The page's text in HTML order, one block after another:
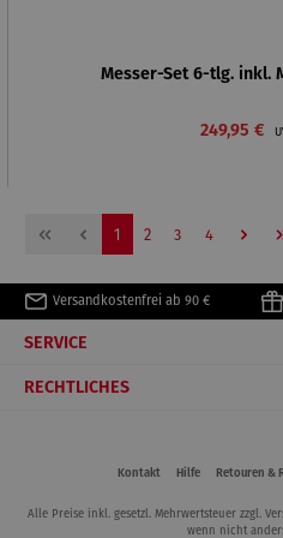
Messer-Set 6-tlg. inkl.
249,95 €
Seite
1 Seite
2 Seite
3 Seite
4
Versandkostenfrei ab 90 €
SERVICE
RECHTLICHES
Kontakt Hilfe Retouren &
Alle Preise inkl. gesetzl. Mehrwertsteuer zzgl.
wenn nicht